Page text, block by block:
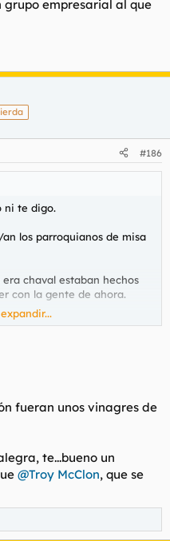
de lencería fina.
a septuagenarias serán
como actrices de cine
tronadas,
espejo, en su acelerada
el último grito de la
SuperPOP con las boy
de
grupo empresarial al que
#186
ni te digo.
los parroquianos de misa
chaval estaban hechos
con la gente de ahora.
la hiceron buena los
fueran unos vinagres de
te...bueno un
@Troy McClon, que se